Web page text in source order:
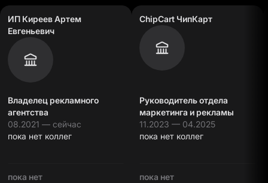
ИП Киреев Артем
Евгеньевич
Владелец рекламного
агентства
08.2021 — сейчас
пока нет коллег
пока нет
ChipCart ЧипКарт
Руководитель отдела
маркетинга и рекламы
11.2023 — 04.2025
пока нет коллег
пока нет